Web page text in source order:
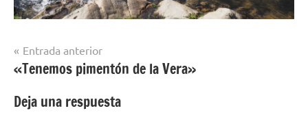
Navegación
de
entradas
Entrada anterior
«Tenemos pimentón de la Vera»
Deja una respuesta